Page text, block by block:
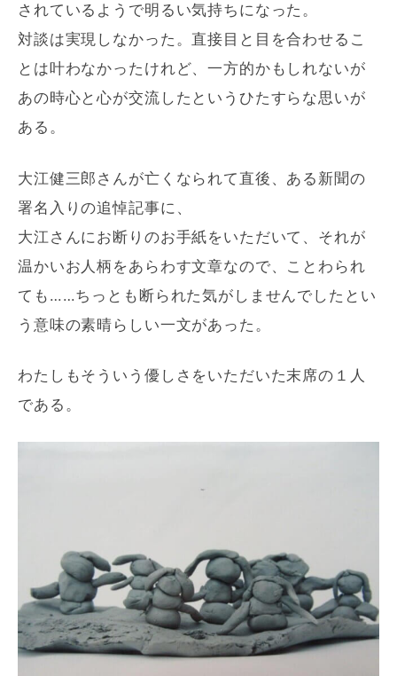
されているようで明るい気持ちになった。
対談は実現しなかった。直接目と目を合わせるこ
とは叶わなかったけれど、一方的かもしれないが
あの時心と心が交流したというひたすらな思いが
ある。
大江健三郎さんが亡くなられて直後、ある新聞の
署名入りの追悼記事に、
大江さんにお断りのお手紙をいただいて、それが
温かいお人柄をあらわす文章なので、ことわられ
ても……ちっとも断られた気がしませんでしたとい
う意味の素晴らしい一文があった。
わたしもそういう優しさをいただいた末席の１人
である。